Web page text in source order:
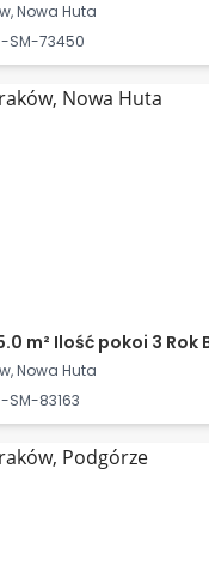
Nowa Huta
SM-73450
m² Ilość pokoi 3 Rok
Nowa Huta
SM-83163